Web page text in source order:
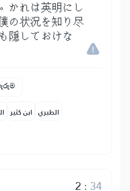
かれは英明にし
の状況を知り尽
隠しておけな
ابن كثير الطبري
2 : 34